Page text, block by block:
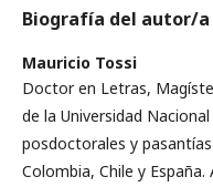
Biografía del autor/a
Mauricio Tossi
Doctor en Letras,
de la Universidad
posdoctorales y
Colombia, Chile y